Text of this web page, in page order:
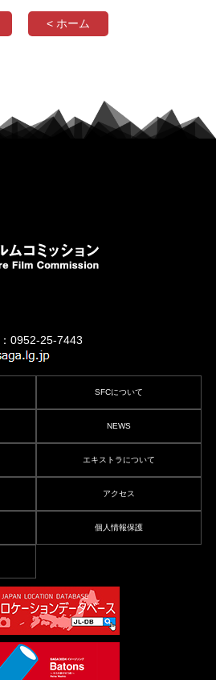
< ホーム
25-7443
SFCについて
NEWS
エキストラについて
アクセス
個人情報保護